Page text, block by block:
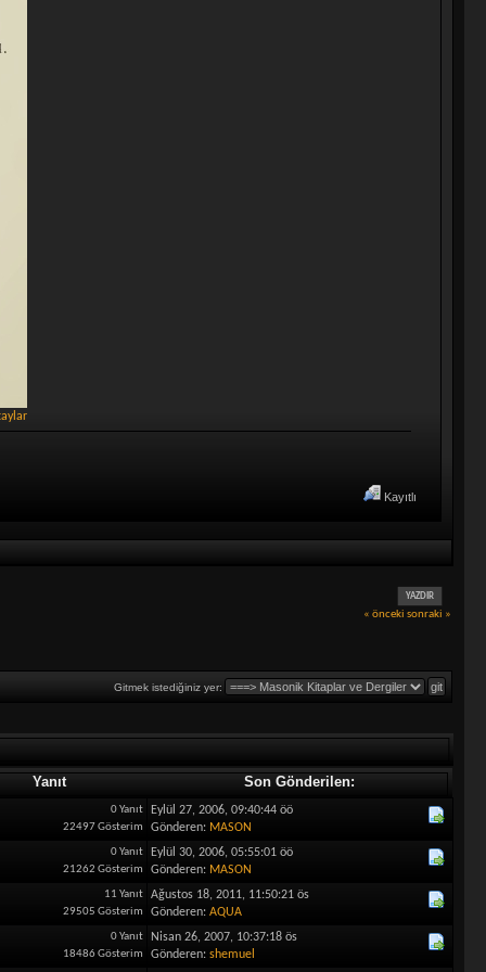
Kayıtlı
YAZDIR
« önceki sonraki »
Gitmek istediğiniz yer:
Yanıt Son Gönderilen:
0 Yanıt
22497 Gösterim
Eylül 27, 2006, 09:40:44 öö
Gönderen: MASON
0 Yanıt
21262 Gösterim
Eylül 30, 2006, 05:55:01 öö
Gönderen: MASON
11 Yanıt
29505 Gösterim
Ağustos 18, 2011, 11:50:21 ös
Gönderen:AQUA
0 Yanıt
18486 Gösterim
Nisan 26, 2007, 10:37:18 ös
Gönderen:shemuel